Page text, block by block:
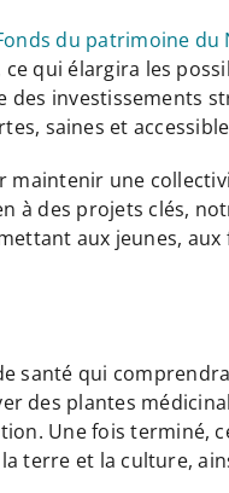
du patrimoine du
qui élargira les
des investissements
saines et
maintenir une
à des projets clés,
aux jeunes, aux
santé qui
des plantes
Une fois terminé,
terre et la culture,